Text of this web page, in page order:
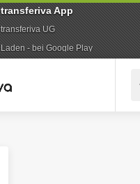
transferiva App
transferiva UG
Laden - bei Google Play